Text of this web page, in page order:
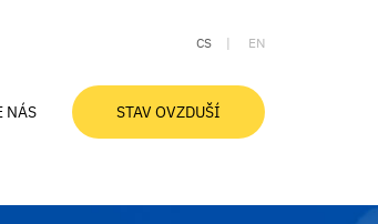
CS EN
NÁS STAV OVZDUŠÍ